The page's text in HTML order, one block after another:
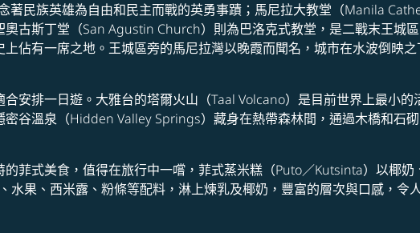
著民族英雄為自由和民主而戰的英勇事蹟；馬尼拉大教堂（Manila
古斯丁堂（San Agustin Church）則為巴洛克式教堂，是二戰末王城
佔有一席之地。王城區旁的馬尼拉灣以晚霞而聞名，城市在水波倒映
安排一日遊。大雅台的塔爾火山（Taal Volcano）是目前世界上最小
谷溫泉（Hidden Valley Springs）藏身在熱帶森林間，通過木橋和石
菲式美食，值得在旅行中一嚐，菲式蒸米糕（Puto／Kutsinta）以椰
水果、西米露、粉條等配料，淋上煉乳及椰奶，豐富的層次與口感，令